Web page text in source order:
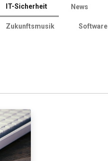
IT-Sicherheit News
Zukunftsmusik Software